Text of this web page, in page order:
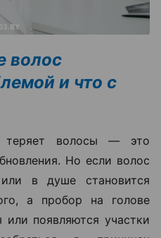
волос
и что с
теряет волосы — это
Но если волос
в душе становится
а пробор на голове
или появляются участки